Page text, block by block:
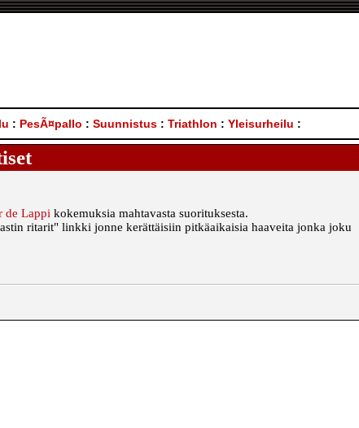
: PesÃ¤pallo : Suunnistus : Triathlon : Yleisurheilu :
de Lappi kokemuksia mahtavasta suorituksesta.
ritarit" linkki jonne kerättäisiin pitkäaikaisia haaveita jonka joku